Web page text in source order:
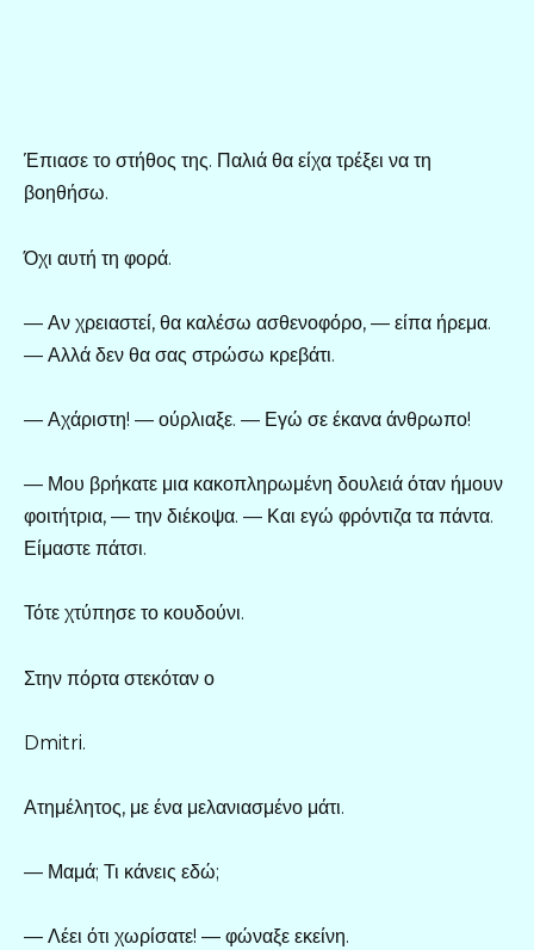
Έπιασε το στήθος της. Παλιά θα είχα τρέξει να τη
βοηθήσω.
Όχι αυτή τη φορά.
— Αν χρειαστεί, θα καλέσω ασθενοφόρο, — είπα ήρεμα.
— Αλλά δεν θα σας στρώσω κρεβάτι.
— Αχάριστη! — ούρλιαξε. — Εγώ σε έκανα άνθρωπο!
— Μου βρήκατε μια κακοπληρωμένη δουλειά όταν ήμουν
φοιτήτρια, — την διέκοψα. — Και εγώ φρόντιζα τα πάντα.
Είμαστε πάτσι.
Τότε χτύπησε το κουδούνι.
Στην πόρτα στεκόταν ο
Dmitri.
Ατημέλητος, με ένα μελανιασμένο μάτι.
— Μαμά; Τι κάνεις εδώ;
— Λέει ότι χωρίσατε! — φώναξε εκείνη.